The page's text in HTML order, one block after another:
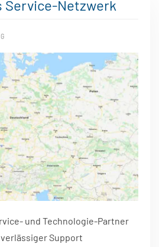
Service-Netzwerk
und Technologie-Partner
Support